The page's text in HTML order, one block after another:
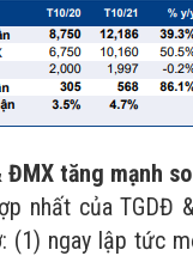
ĐMX tăng mạnh
nhất của
(1) ngay lập tức